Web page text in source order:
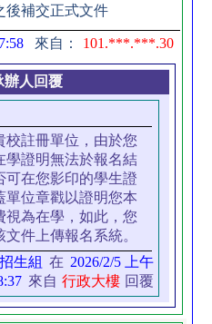
後補交正式文件
來自： 101.***.***.30
辦人回覆
校註冊單位，由於您
學證明無法於報名結
可在您影印的學生證
單位章戳以證明您本
視為在學，如此，您
件上傳報名系統。
生組 在 2026/2/5 上午
來自 行政大樓 回覆